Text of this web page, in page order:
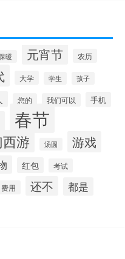
暖 元宵节 农历
大学 学生 孩子
您的 我们可以
手机
春节
游 汤圆 游戏
红包 考试
费用 还不 都是